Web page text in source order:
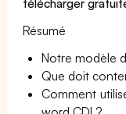
télécharger
Résumé
Notre modèle
Que doit
Comment